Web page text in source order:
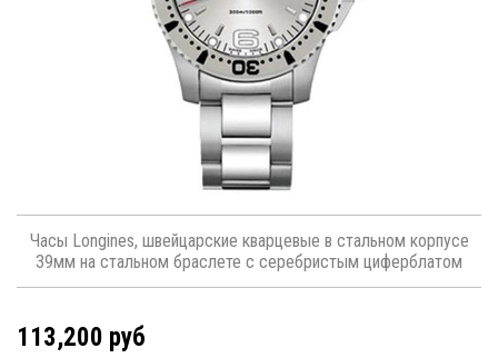
Часы Longines, швейцарские кварцевые в стальном корпусе
39мм на стальном браслете с серебристым циферблатом
113,200 руб